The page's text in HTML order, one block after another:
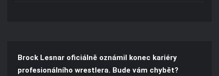
Brock Lesnar oficiálně oznámil konec kariéry
profesionálního wrestlera. Bude vám chybět?